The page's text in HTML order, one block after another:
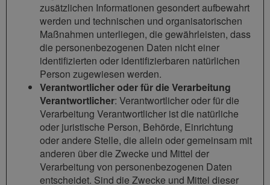
zusätzlichen Informationen gesondert aufbewahrt
werden und technischen und organisatorischen
Maßnahmen unterliegen, die gewährleisten, dass
die personenbezogenen Daten nicht einer
identifizierten oder identifizierbaren natürlichen
Person zugewiesen werden.
Verantwortlicher oder für die Verarbeitung
Verantwortlicher: Verantwortlicher oder für die
Verarbeitung Verantwortlicher ist die natürliche
oder juristische Person, Behörde, Einrichtung
oder andere Stelle, die allein oder gemeinsam mit
anderen über die Zwecke und Mittel der
Verarbeitung von personenbezogenen Daten
entscheidet. Sind die Zwecke und Mittel dieser